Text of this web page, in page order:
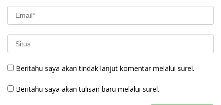
Beritahu saya akan tindak lanjut komentar melalui surel.
Beritahu saya akan tulisan baru melalui surel.